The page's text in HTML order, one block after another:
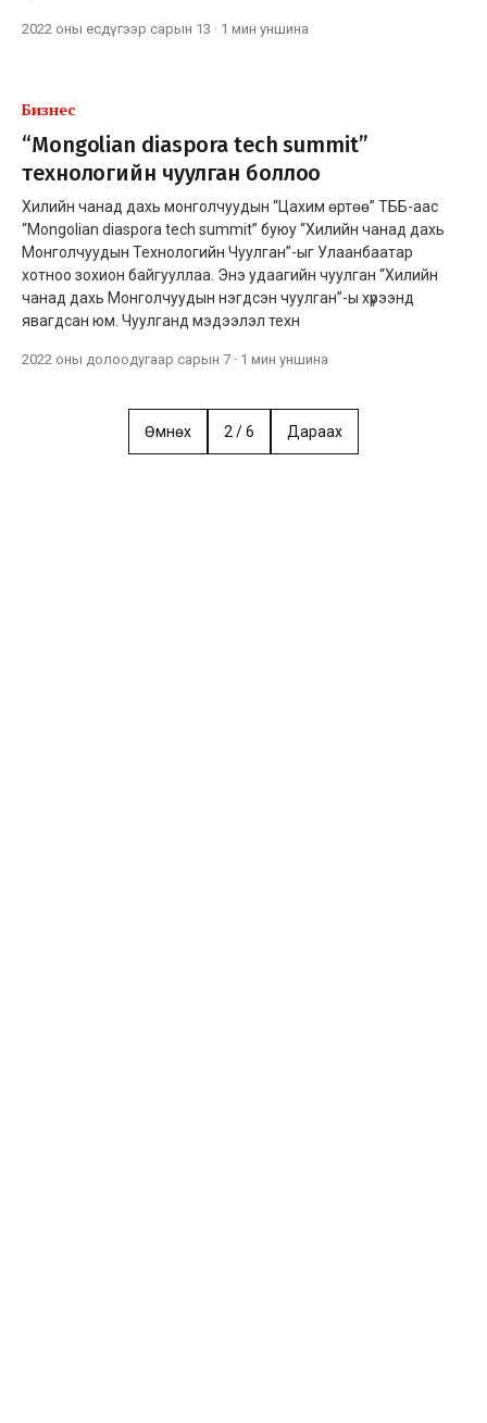
2022 оны есдүгээр сарын 13 · 1 мин уншина
Бизнес
“Mongolian diaspora tech summit”
технологийн чуулган боллоо
Хилийн чанад дахь монголчуудын “Цахим өртөө” ТББ-аас
“Mongolian diaspora tech summit” буюу “Хилийн чанад дахь
Монголчуудын Технологийн Чуулган”-ыг Улаанбаатар
хотноо зохион байгууллаа. Энэ удаагийн чуулган “Хилийн
чанад дахь Монголчуудын нэгдсэн чуулган”-ы хүрээнд
явагдсан юм. Чуулганд мэдээлэл техн
2022 оны долоодугаар сарын 7 · 1 мин уншина
Өмнөх 2 /6 Дараах